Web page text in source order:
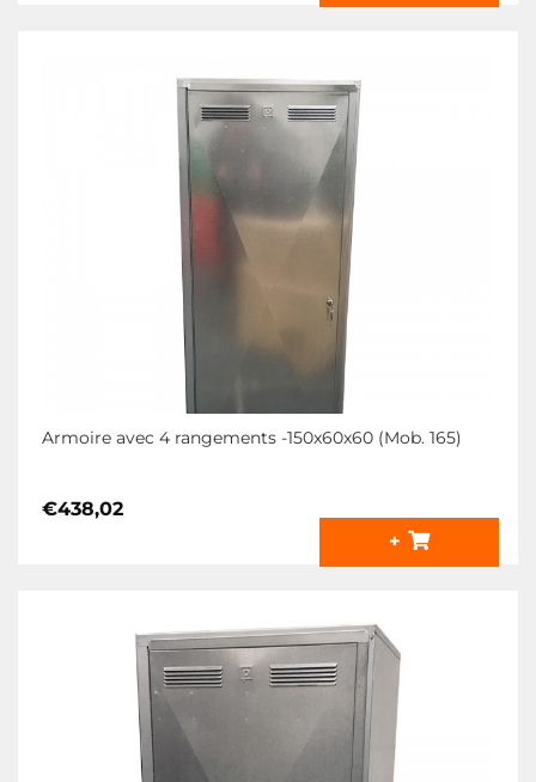
Armoire avec 4 rangements -150x60x60 (Mob. 165)
€438,02
+